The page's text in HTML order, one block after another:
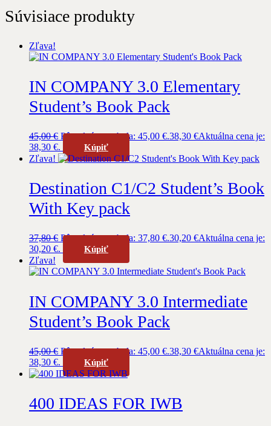
Súvisiace produkty
Zľava!
IN COMPANY 3.0 Elementary
Student’s Book Pack
45,00€ Pôvodná cena bola: 45,00 €.38,30 €Aktuálna cena je:
38,30 €.
Kúpiť
Zľava!
Destination C1/C2 Student’s Book
With Key pack
37,80€ Pôvodná cena bola: 37,80 €.30,20 €Aktuálna cena je:
30,20 €.
Kúpiť
Zľava!
IN COMPANY 3.0 Intermediate
Student’s Book Pack
45,00€ Pôvodná cena bola: 45,00 €.38,30 €Aktuálna cena je:
38,30 €.
Kúpiť
400 IDEAS FOR IWB